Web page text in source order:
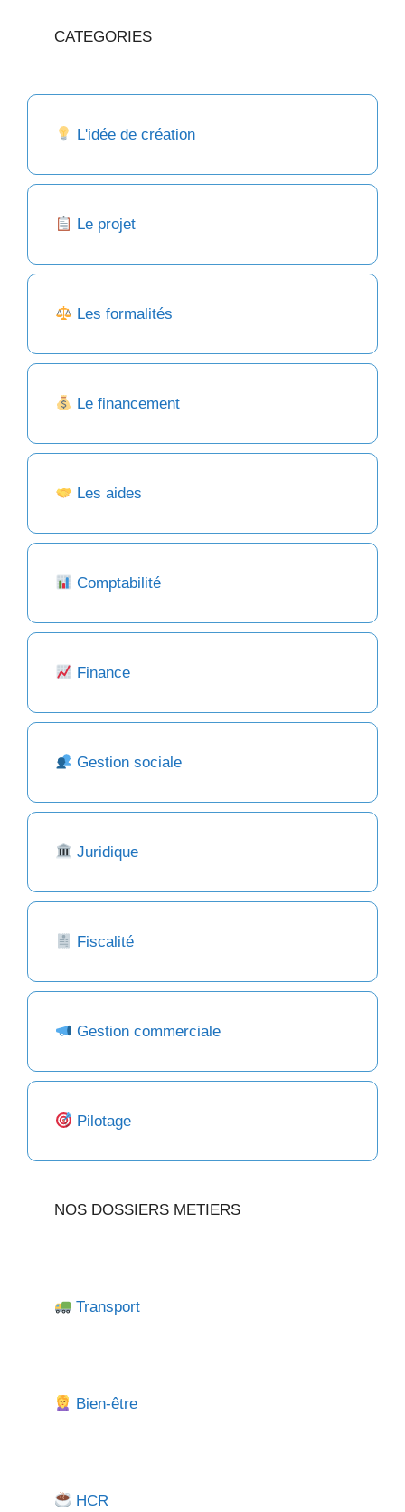
CATEGORIES
L'idée de création
Le projet
Les formalités
Le financement
Les aides
Comptabilité
Finance
Gestion sociale
Juridique
Fiscalité
Gestion commerciale
Pilotage
NOS DOSSIERS METIERS
Transport
Bien-être
HCR